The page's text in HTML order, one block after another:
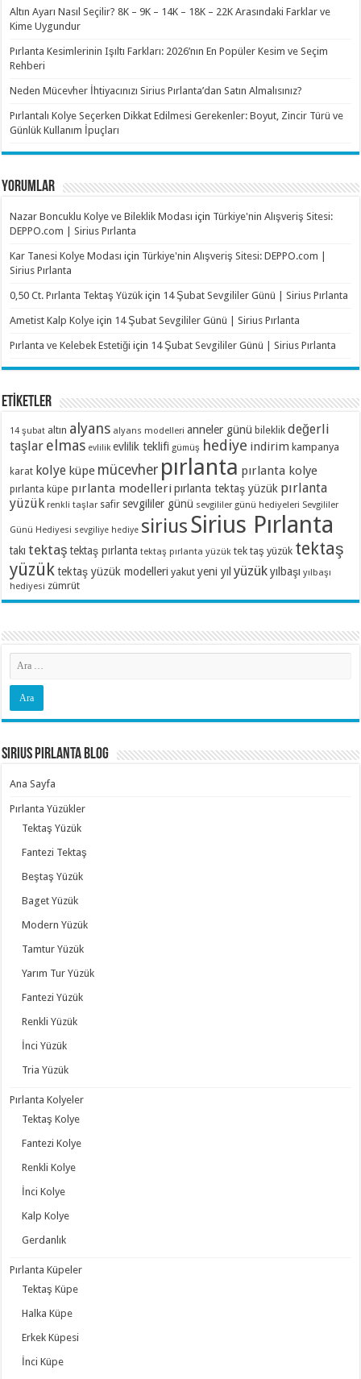
Altın Ayarı Nasıl Seçilir? 8K – 9K – 14K – 18K – 22K Arasındaki Farklar ve
Kime Uygundur
Pırlanta Kesimlerinin Işıltı Farkları: 2026’nın En Popüler Kesim ve Seçim
Rehberi
Neden Mücevher İhtiyacınızı Sirius Pırlanta’dan Satın Almalısınız?
Pırlantalı Kolye Seçerken Dikkat Edilmesi Gerekenler: Boyut, Zincir Türü ve
Günlük Kullanım İpuçları
YORUMLAR
Nazar Boncuklu Kolye ve Bileklik Modası için Türkiye'nin Alışveriş Sitesi:
DEPPO.com | Sirius Pırlanta
Kar Tanesi Kolye Modası için Türkiye'nin Alışveriş Sitesi: DEPPO.com |
Sirius Pırlanta
0,50 Ct. Pırlanta Tektaş Yüzük için 14 Şubat Sevgililer Günü | Sirius Pırlanta
Ametist Kalp Kolye için 14 Şubat Sevgililer Günü | Sirius Pırlanta
Pırlanta ve Kelebek Estetiği için 14 Şubat Sevgililer Günü | Sirius Pırlanta
ETİKETLER
14 şubat altın alyans alyans modelleri anneler günü bileklik değerli
taşlar elmas evlilik evlilik teklifi gümüş hediye indirim kampanya
karat kolye küpe mücevher pırlanta pırlanta kolye
pırlanta küpe pırlanta modelleri pırlanta tektaş yüzük pırlanta
yüzük renkli taşlar safir sevgililer günü sevgililer günü hediyeleri Sevgililer
Günü Hediyesi sevgiliye hediye siriusSirius Pırlanta
takı tektaş tektaş pırlanta tektaş pırlanta yüzük tek taş yüzük tektaş
yüzük tektaş yüzük modelleri yakut yeni yıl yüzük yılbaşı yılbaşı
hediyesi zümrüt
Sirius Pırlanta Blog
Ana Sayfa
Pırlanta Yüzükler
Tektaş Yüzük
Fantezi Tektaş
Beştaş Yüzük
Baget Yüzük
Modern Yüzük
Tamtur Yüzük
Yarım Tur Yüzük
Fantezi Yüzük
Renkli Yüzük
İnci Yüzük
Tria Yüzük
Pırlanta Kolyeler
Tektaş Kolye
Fantezi Kolye
Renkli Kolye
İnci Kolye
Kalp Kolye
Gerdanlık
Pırlanta Küpeler
Tektaş Küpe
Halka Küpe
Erkek Küpesi
İnci Küpe